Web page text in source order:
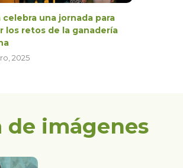
celebra una jornada para
los retos de la ganadería
2025
de imágenes